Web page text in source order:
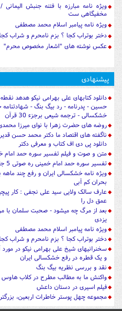
ویژه نامه مبارزه با فتنه جنبش
مخفیگاهی ست
ویژه نامه پیامبر اسلام محمد مصطفی
دختر بوتراب کجا ؟ بزم نامحرم و شراب
عکس نوشته های "اشعار مخصوص محرم"
پیشنهادی
دانلود کتابهای علی بهرامی نیکو هدهد
حسین - پدرنامه - رد بیگ بنگ -
خشکسالی - ترجمه شیعی برجزء 30 قرآن
روضه های حضرت زهرا با نوای میرزا
ناگفته های اقتصاد ما دکتر محمد حسن
دانلود پی دی اف کتاب و معرفی دکتر
متن و صوت و فیلم تفسیر سوره حمد امام خمینی
تفسیر سوره حمد امام خمینی ره صوتی 5 جلسه
ویژه نامه خشکسالی ایران و رفع چند
بحران کم آبی
عارف سالک ولایی سید علی نجفی : کار
عمق دل را
بعد از مرگ چه میشود - صحبت سلمان با
یزدی
ویژه نامه پیامبر اسلام محمد مصطفی
دختر بوتراب کجا ؟ بزم نامحرم و شراب
سخنرانیهای شیخ علی بهرامی نیکو در
و یک قطره در رفع خشکسالی ایران
نقد و بررسی نظریه بیگ بنگ
واکنش ما به مطالب مطرح در کلاب هاوس
فیلم اسیری در دستان داعش
مجموعه چهل پوستر خاطرات اربعین،